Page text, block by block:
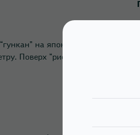
на японській мові
Поверх “рисового кораблика”